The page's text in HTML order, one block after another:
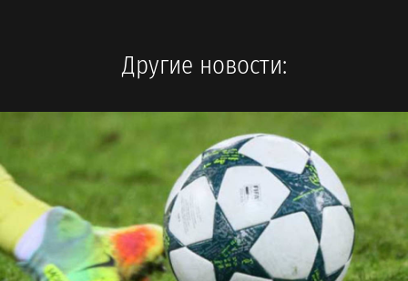
Другие новости: